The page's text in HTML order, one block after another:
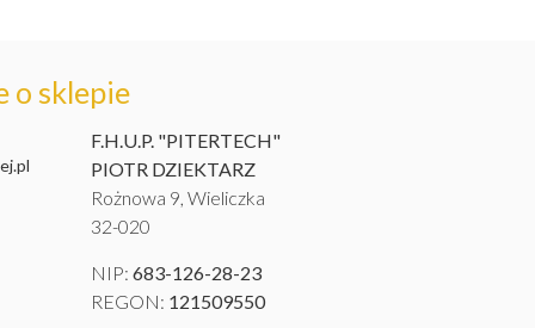
o sklepie
F.H.U.P. "PITERTECH"
PIOTR DZIEKTARZ
Rożnowa 9, Wieliczka
32-020
NIP: 683-126-28-23
REGON: 121509550